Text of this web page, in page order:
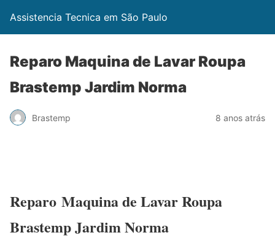
Assistencia Tecnica em São Paulo
Reparo Maquina de Lavar Roupa
Brastemp Jardim Norma
Brastemp 8 anos atrás
Reparo Maquina de Lavar Roupa
Brastemp Jardim Norma